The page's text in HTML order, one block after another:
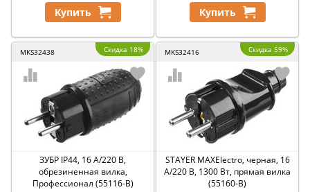
Купить Купить
MKS32438 Скидка 18%
ЗУБР IP44, 16 A/220 В,
обрезиненная вилка,
Профессионал (55116-B)
MKS32416 Скидка 59%
STAYER MAXElectro, черная, 16
А/220 В, 1300 Вт, прямая вилка
(55160-B)